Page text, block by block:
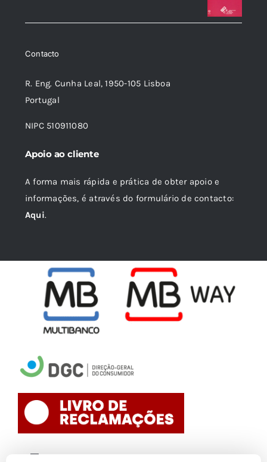
era:
é:
Contacto
R. Eng. Cunha Leal, 1950-105 Lisboa
Portugal
NIPC 510911080
Apoio ao cliente
A forma mais rápida e prática de obter apoio e
informações, é através do formulário de contacto:
Aqui.